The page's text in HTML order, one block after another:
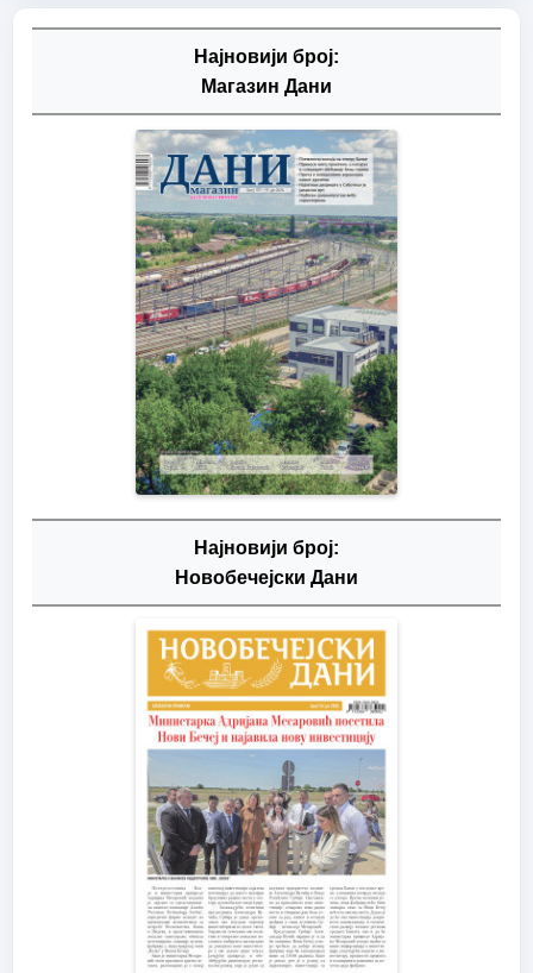
Најновији број:
Магазин Дани
Најновији број:
Новобечејски Дани